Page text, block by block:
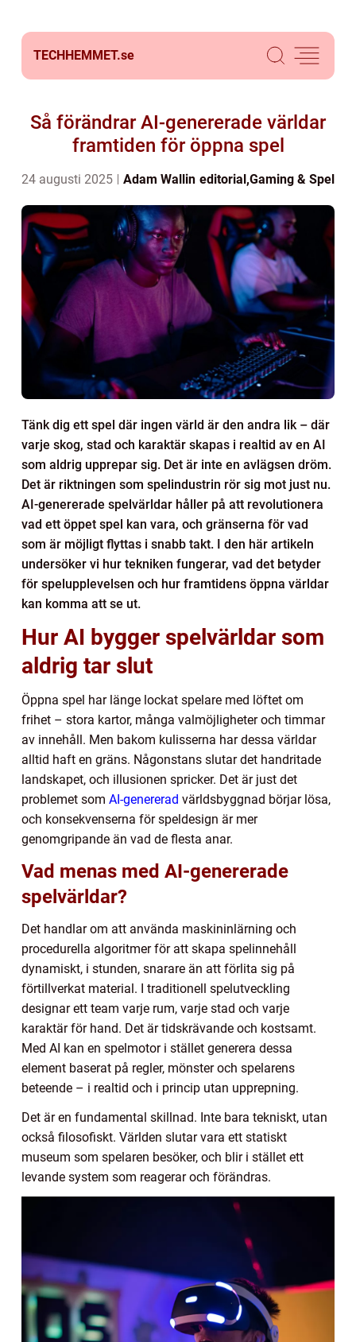
TECHHEMMET.se
Så förändrar AI-genererade världar
framtiden för öppna spel
24 augusti 2025 Adam Wallin editorial,Gaming & Spel
Tänk dig ett spel där ingen värld är den andra lik – där
varje skog, stad och karaktär skapas i realtid av en AI
som aldrig upprepar sig. Det är inte en avlägsen dröm.
Det är riktningen som spelindustrin rör sig mot just nu.
AI-genererade spelvärldar håller på att revolutionera
vad ett öppet spel kan vara, och gränserna för vad
som är möjligt flyttas i snabb takt. I den här artikeln
undersöker vi hur tekniken fungerar, vad det betyder
för spelupplevelsen och hur framtidens öppna världar
kan komma att se ut.
Hur AI bygger spelvärldar som
aldrig tar slut
Öppna spel har länge lockat spelare med löftet om
frihet – stora kartor, många valmöjligheter och timmar
av innehåll. Men bakom kulisserna har dessa världar
alltid haft en gräns. Någonstans slutar det handritade
landskapet, och illusionen spricker. Det är just det
problemet som AI-genererad världsbyggnad börjar lösa,
och konsekvenserna för speldesign är mer
genomgripande än vad de flesta anar.
Vad menas med AI-genererade
spelvärldar?
Det handlar om att använda maskininlärning och
procedurella algoritmer för att skapa spelinnehåll
dynamiskt, i stunden, snarare än att förlita sig på
förtillverkat material. I traditionell spelutveckling
designar ett team varje rum, varje stad och varje
karaktär för hand. Det är tidskrävande och kostsamt.
Med AI kan en spelmotor i stället generera dessa
element baserat på regler, mönster och spelarens
beteende – i realtid och i princip utan upprepning.
Det är en fundamental skillnad. Inte bara tekniskt, utan
också filosofiskt. Världen slutar vara ett statiskt
museum som spelaren besöker, och blir i stället ett
levande system som reagerar och förändras.